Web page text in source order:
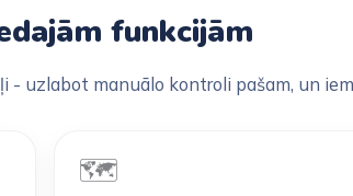
funkcijām
- uzlabot manuālo kontroli pašam, un
🗺️